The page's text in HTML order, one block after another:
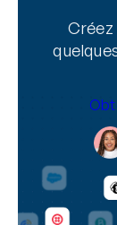
Créez